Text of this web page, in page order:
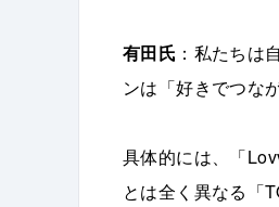
有田氏 ：私たちは
ンは「好きでつな
具体的には、「
とは全く異なる「